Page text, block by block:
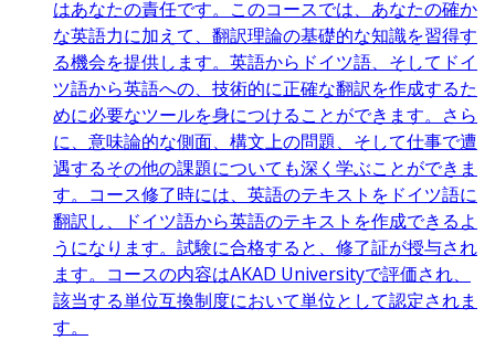
はあなたの責任です。このコースでは、あなたの確か
な英語力に加えて、翻訳理論の基礎的な知識を習得す
る機会を提供します。英語からドイツ語、そしてドイ
ツ語から英語への、技術的に正確な翻訳を作成するた
めに必要なツールを身につけることができます。さら
に、意味論的な側面、構文上の問題、そして仕事で遭
遇するその他の課題についても深く学ぶことができま
す。コース修了時には、英語のテキストをドイツ語に
翻訳し、ドイツ語から英語のテキストを作成できるよ
うになります。試験に合格すると、修了証が授与され
ます。コースの内容はAKAD Universityで評価され、
該当する単位互換制度において単位として認定されま
す。